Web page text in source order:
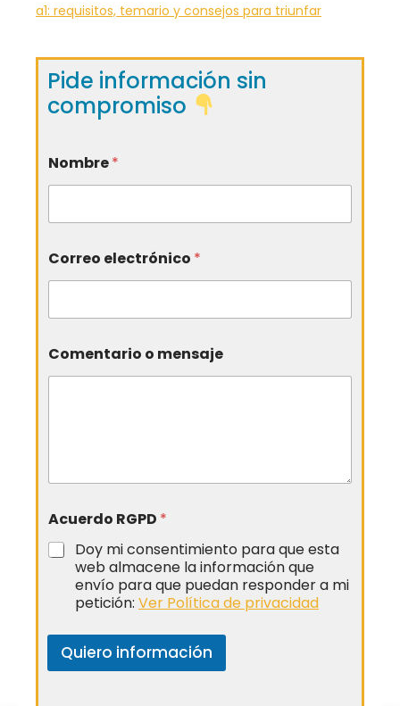
a1: requisitos, temario y consejos para triunfar
Pide información sin
compromiso
Nombre*
Correo electrónico *
Comentario o mensaje
Acuerdo RGPD *
Doy mi consentimiento para que esta
web almacene la información que
envío para que puedan responder a mi
petición: Ver Política de privacidad
Quiero información